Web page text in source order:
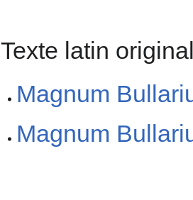
Texte latin
Magnum
Magnum